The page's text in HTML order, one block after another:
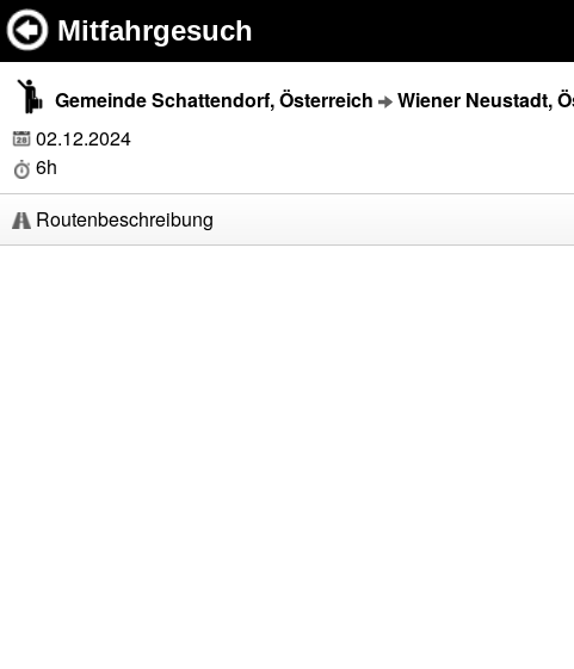
Mitfahrgesuch
Gemeinde Schattendorf, Österreich
Wiener Neustadt,
02.12.2024
6h
Routenbeschreibung